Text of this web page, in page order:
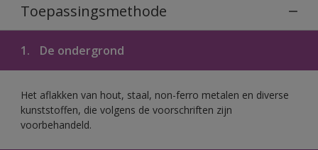
Toepassingsmethode
1. De ondergrond
Het aflakken van hout, staal, non-ferro metalen en diverse
kunststoffen, die volgens de voorschriften zijn
voorbehandeld.